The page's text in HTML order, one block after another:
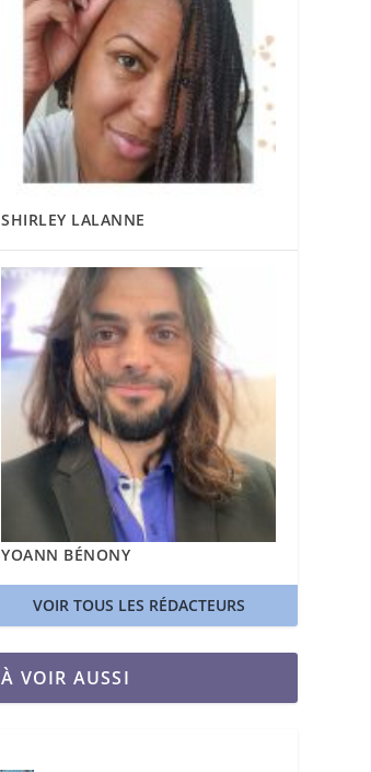
SHIRLEY LALANNE
YOANN BÉNONY
VOIR TOUS LES RÉDACTEURS
À VOIR AUSSI